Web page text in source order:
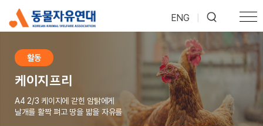
ENG
활동
케이지프리
A4 2/3 케이지에 갇힌 암탉에게
날개를 활짝 펴고 땅을 밟을 자유를